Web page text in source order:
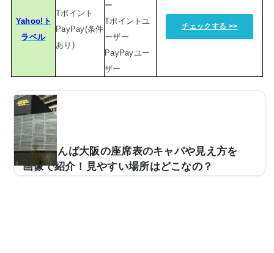
Yahoo!ト
ラベル
Tポイント
PayPay(条件
あり)
ー
Tポイントユ
ーザー
PayPayユー
ザー
チェックする >>
Zeppなんば大阪の座席表のキャパや見え方を
画像で紹介！見やすい場所はどこなの？